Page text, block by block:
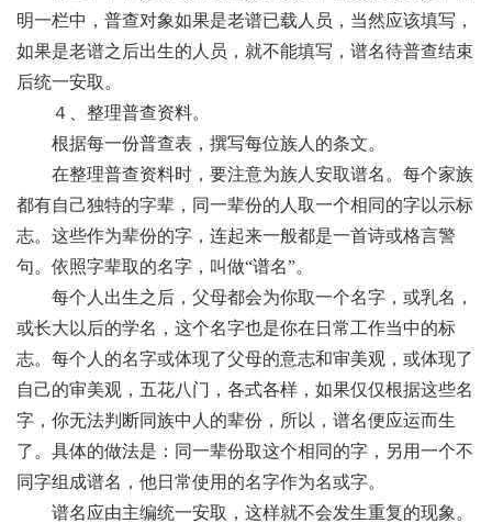
明一栏中，普查对象如果是老谱已载人员，当然应该填写，
如果是老谱之后出生的人员，就不能填写，谱名待普查结束
后统一安取。
４、整理普查资料。
根据每一份普查表，撰写每位族人的条文。
在整理普查资料时，要注意为族人安取谱名。每个家族
都有自己独特的字辈，同一辈份的人取一个相同的字以示标
志。这些作为辈份的字，连起来一般都是一首诗或格言警
句。依照字辈取的名字，叫做“谱名”。
每个人出生之后，父母都会为你取一个名字，或乳名，
或长大以后的学名，这个名字也是你在日常工作当中的标
志。每个人的名字或体现了父母的意志和审美观，或体现了
自己的审美观，五花八门，各式各样，如果仅仅根据这些名
字，你无法判断同族中人的辈份，所以，谱名便应运而生
了。具体的做法是：同一辈份取这个相同的字，另用一个不
同字组成谱名，他日常使用的名字作为名或字。
谱名应由主编统一安取，这样就不会发生重复的现象。